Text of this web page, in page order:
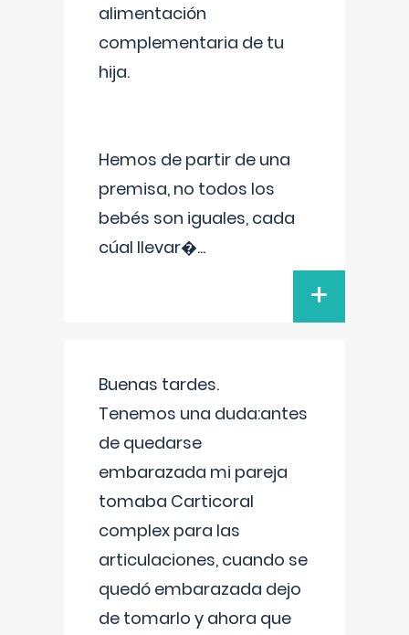
alimentación
complementaria de tu
hija.
Hemos de partir de una
premisa, no todos los
bebés son iguales, cada
cúal llevar�...
+
Buenas tardes.
Tenemos una duda:antes
de quedarse
embarazada mi pareja
tomaba Carticoral
complex para las
articulaciones, cuando se
quedó embarazada dejo
de tomarlo y ahora que